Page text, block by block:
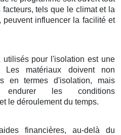
tels que le climat et la
influencer la facilité et
utilisés pour l'isolation est une
Les matériaux doivent non
en termes d'isolation, mais
les conditions
le déroulement du temps.
financières, au-delà du